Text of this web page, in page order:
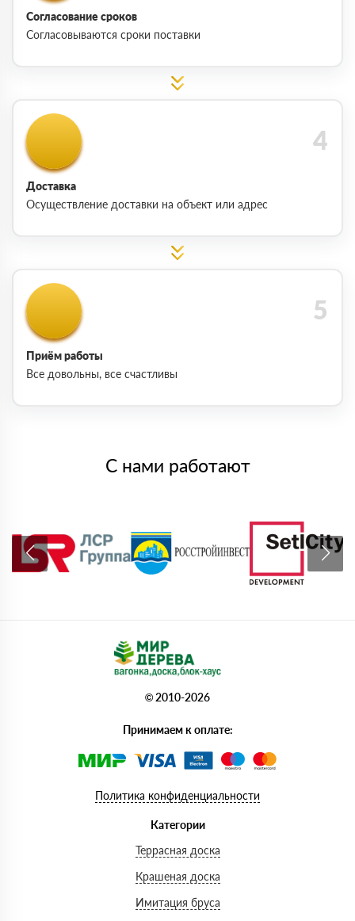
Согласование сроков
Согласовываются сроки поставки
Доставка
Осуществление доставки на объект или адрес
Приём работы
Все довольны, все счастливы
С нами работают
© 2010-2026
Принимаем к оплате:
Политика конфиденциальности
Категории
Террасная доска
Крашеная доска
Имитация бруса